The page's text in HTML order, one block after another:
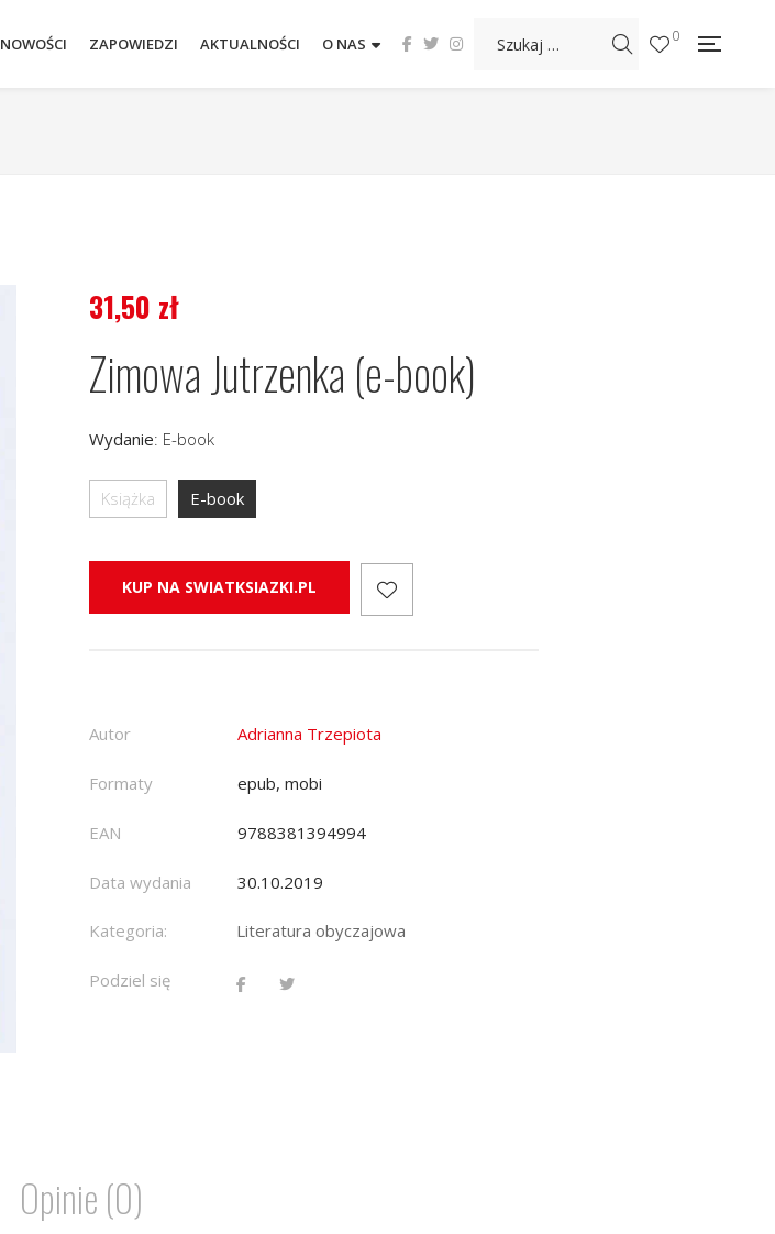
NOWOŚCI ZAPOWIEDZI AKTUALNOŚCI O NAS 0
31,50 zł
Zimowa Jutrzenka (e-book)
Wydanie: E-book
Książka E-book
KUP NA SWIATKSIAZKI.PL
Autor Adrianna Trzepiota
Formaty epub, mobi
EAN 9788381394994
Data wydania 30.10.2019
Kategoria: Literatura obyczajowa
Podziel się
Opinie (0)